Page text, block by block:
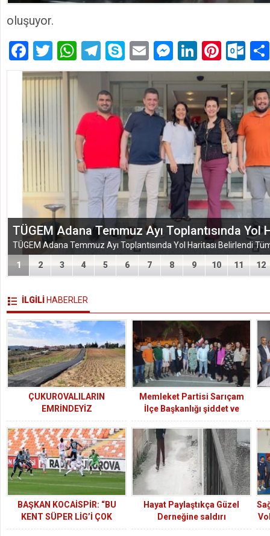
oluşuyor.
Facebook
TwitterWhatsApp
Telegram
SkypeEmailMessenger
LinkedIn
TÜGEM Adana Temmuz Ayı Toplantısında Yol
1 2 3 4 5 6 7 8 9 10 11 12
İLGİLİ HABERLER
ÇUKUROVALILARIN
EMRİNDEYİZ
Memleket Partisi Sarıçam
İlçe Başkanlığı şiddet ve
uyuşturucu ile mücadele
ediyor
BAŞKAN KOCAİSPİR: “BU
KENT SÜPER LİG’İ ÇOK
ÖZLEDİ”
Hayat Paylaştıkça Güzel
Derneğine saldırı